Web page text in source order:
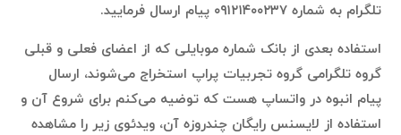
تلگرام به شماره ۰۹۱۲۱۴۰۰۲۳۷ پیام ارسال فرمایید.
استفاده بعدی از بانک شماره موبایلی که از اعضای فعلی و قبلی
گروه تلگرامی گروه تجربیات پراپ استخراج می‌شوند، ارسال
پیام انبوه در واتساپ هست که توضیه می‌کنم برای شروع آن و
استفاده از لایسنس رایگان چندروزه آن، ویدئوی زیر را مشاهده